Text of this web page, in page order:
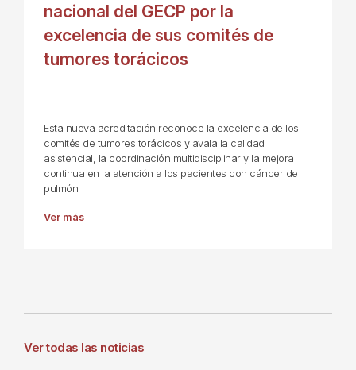
nacional del GECP por la
excelencia de sus comités de
tumores torácicos
Esta nueva acreditación reconoce la excelencia de los
comités de tumores torácicos y avala la calidad
asistencial, la coordinación multidisciplinar y la mejora
continua en la atención a los pacientes con cáncer de
pulmón
Ver más
Ver todas las noticias